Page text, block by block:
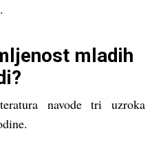
mladih
navode tri uzroka